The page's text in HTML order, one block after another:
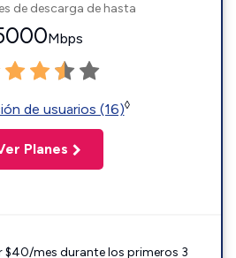
de descarga de hasta
Mbps
de usuarios (16)◊
Planes
$40/mes durante los primeros 3